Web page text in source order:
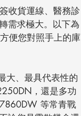
收貨運線、醫務診
需求極大。以下為
便您對照手上的庫
大、最具代表性的
，還是多功
等常青戰